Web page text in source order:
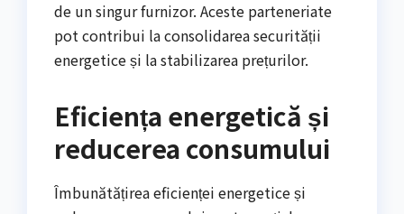
de un singur furnizor. Aceste parteneriate
pot contribui la consolidarea securității
energetice și la stabilizarea prețurilor.
Eficiența energetică și
reducerea consumului
Îmbunătățirea eficienței energetice și